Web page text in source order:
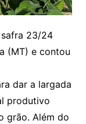
23/24
(MT) e contou
dar a largada
produtivo
grão. Além do